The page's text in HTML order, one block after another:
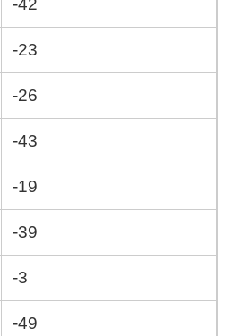
-42
-23
-26
-43
-19
-39
-3
-49